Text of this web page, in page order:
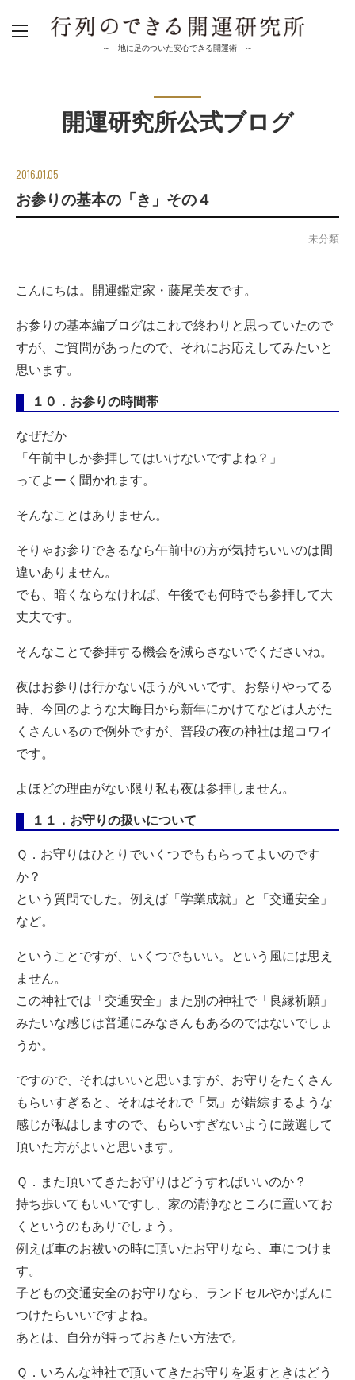
～ 地に足のついた安心できる開運術 ～
開運研究所公式ブログ
2016.01.05
お参りの基本の「き」その４
未分類
こんにちは。開運鑑定家・藤尾美友です。
お参りの基本編ブログはこれで終わりと思っていたので
すが、ご質問があったので、それにお応えしてみたいと
思います。
１０．お参りの時間帯
なぜだか
「午前中しか参拝してはいけないですよね？」
ってよーく聞かれます。
そんなことはありません。
そりゃお参りできるなら午前中の方が気持ちいいのは間
違いありません。
でも、暗くならなければ、午後でも何時でも参拝して大
丈夫です。
そんなことで参拝する機会を減らさないでくださいね。
夜はお参りは行かないほうがいいです。お祭りやってる
時、今回のような大晦日から新年にかけてなどは人がた
くさんいるので例外ですが、普段の夜の神社は超コワイ
です。
よほどの理由がない限り私も夜は参拝しません。
１１．お守りの扱いについて
Ｑ．お守りはひとりでいくつでももらってよいのです
か？
という質問でした。例えば「学業成就」と「交通安全」
など。
ということですが、いくつでもいい。という風には思え
ません。
この神社では「交通安全」また別の神社で「良縁祈願」
みたいな感じは普通にみなさんもあるのではないでしょ
うか。
ですので、それはいいと思いますが、お守りをたくさん
もらいすぎると、それはそれで「気」が錯綜するような
感じが私はしますので、もらいすぎないように厳選して
頂いた方がよいと思います。
Ｑ．また頂いてきたお守りはどうすればいいのか？
持ち歩いてもいいですし、家の清浄なところに置いてお
くというのもありでしょう。
例えば車のお祓いの時に頂いたお守りなら、車につけま
す。
子どもの交通安全のお守りなら、ランドセルやかばんに
つけたらいいですよね。
あとは、自分が持っておきたい方法で。
Ｑ．いろんな神社で頂いてきたお守りを返すときはどう